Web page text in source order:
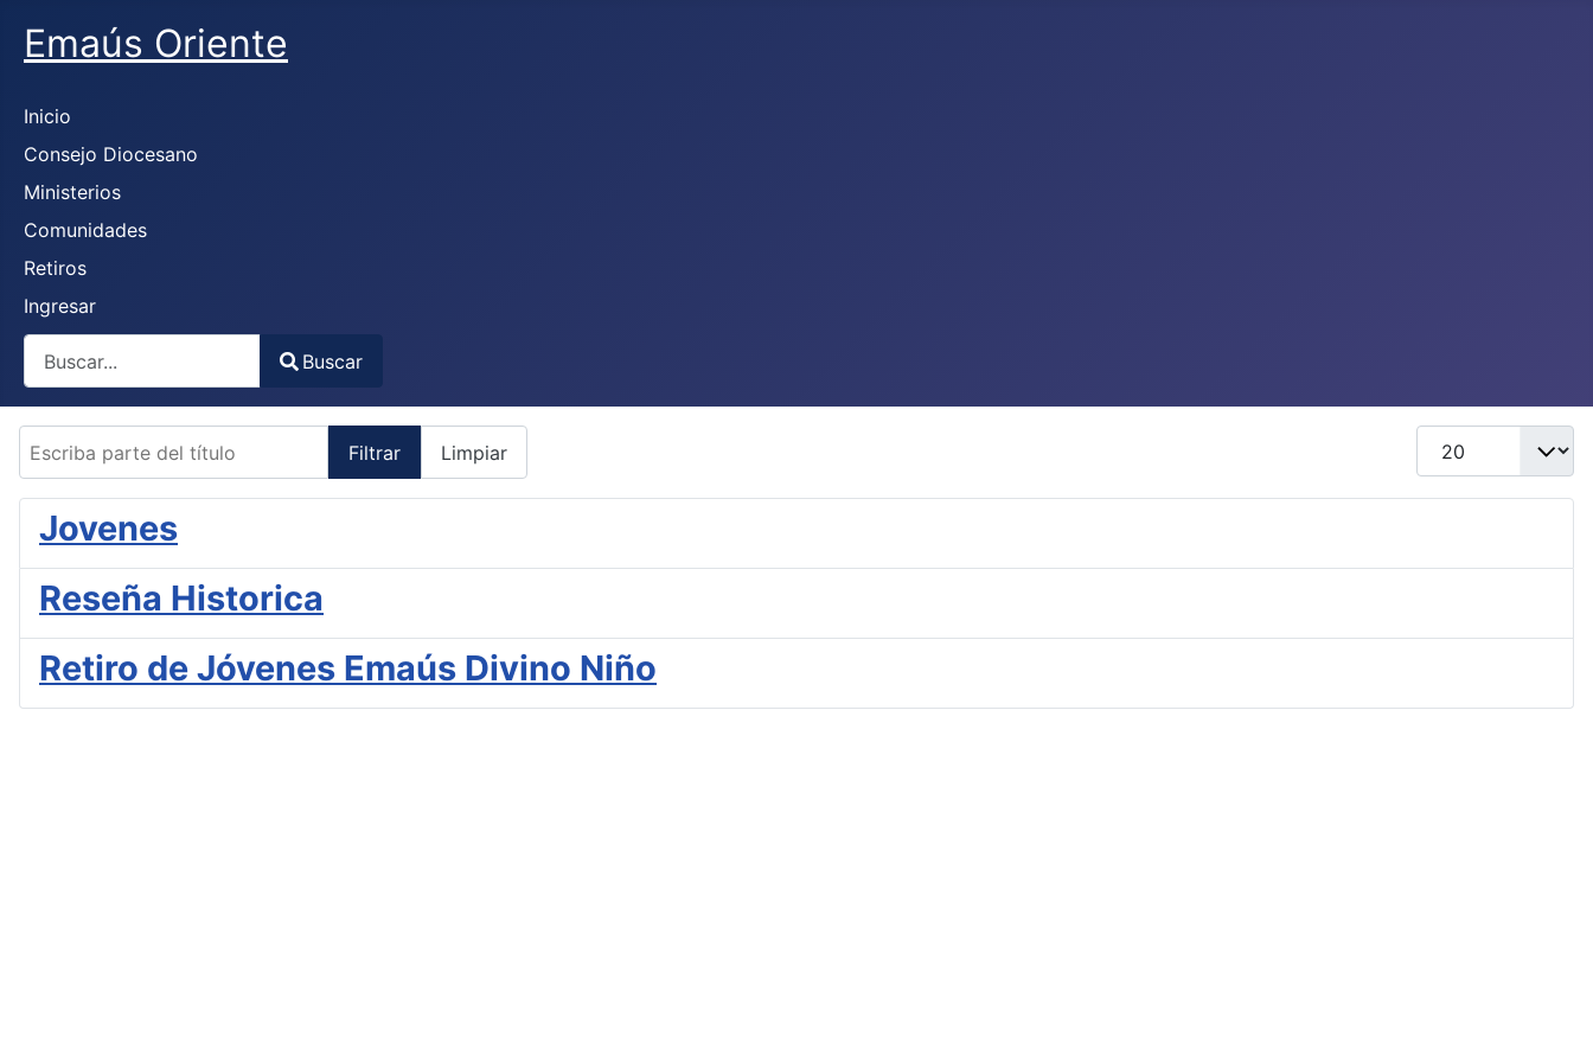
Emaús Oriente
Inicio
Consejo Diocesano
Ministerios
Comunidades
Retiros
Ingresar
Type 2 or more characters for results.
Buscar
Escriba parte del título
Filtrar Limpiar
Mostrar #
Jovenes
Reseña Historica
Retiro de Jóvenes Emaús Divino Niño